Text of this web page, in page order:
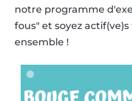
notre programme
fous" et soyez
ensemble !